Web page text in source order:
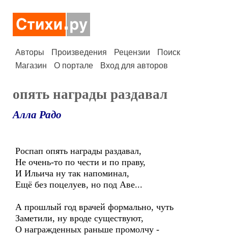
Авторы Произведения Рецензии
Поиск
Магазин
О портале Вход для авторов
опять награды раздавал
Алла Радо
Роспап опять награды раздавал,
Не очень-то по чести и по праву,
И Ильича ну так напоминал,
Ещё без поцелуев, но под Аве...
А прошлый год врачей формально, чуть
Заметили, ну вроде существуют,
О награжденных раньше промолчу -